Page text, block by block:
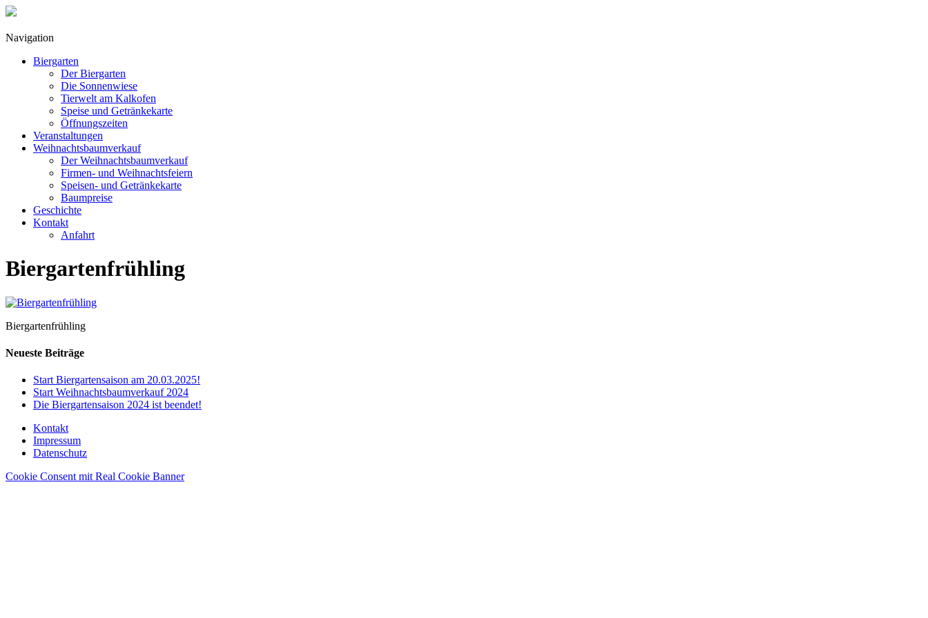
Navigation
Biergarten
Der Biergarten
Die Sonnenwiese
Tierwelt am Kalkofen
Speise und Getränkekarte
Öffnungszeiten
Veranstaltungen
Weihnachtsbaumverkauf
Der Weihnachtsbaumverkauf
Firmen- und Weihnachtsfeiern
Speisen- und Getränkekarte
Baumpreise
Geschichte
Kontakt
Anfahrt
Biergartenfrühling
Biergartenfrühling
Neueste Beiträge
Start Biergartensaison am 20.03.2025!
Start Weihnachtsbaumverkauf 2024
Die Biergartensaison 2024 ist beendet!
Kontakt
Impressum
Datenschutz
Cookie Consent mit Real Cookie Banner